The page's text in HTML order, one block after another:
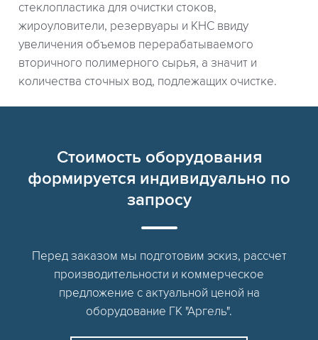
стеклопластика для очистки стоков,
жироуловители, резервуары и КНС ввиду
увеличения объемов перерабатываемого
вторичного полимерного сырья, а значит и
количества сточных вод, подлежащих очистке.
Стоимость оборудования
формируется индивидуально по
запросу
Перед заказом мы подготовим эскиз, рассчет
производительности и коммерческое
предложение с актуальной ценой на
оборудование ГК "Аргель".